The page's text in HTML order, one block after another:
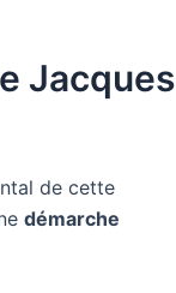
de cette
démarche